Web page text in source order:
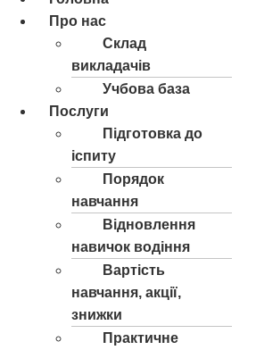
Про нас
Склад
викладачів
Учбова база
Послуги
Підготовка до
іспиту
Порядок
навчання
Відновлення
навичок водіння
Вартість
навчання, акції,
знижки
Практичне